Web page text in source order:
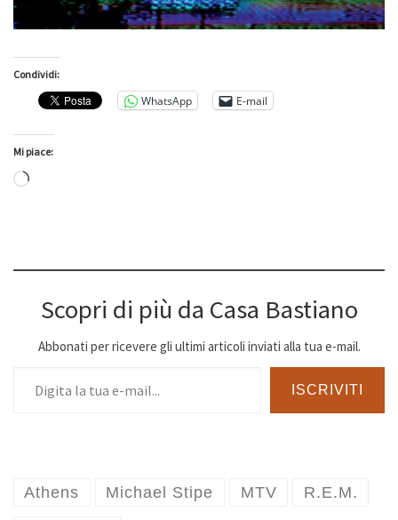
Condividi:
WhatsApp E-mail
Mi piace:
Caricamento in corso…
Scopri di più da Casa Bastiano
Abbonati per ricevere gli ultimi articoli inviati alla tua e-mail.
ISCRIVITI
Athens Michael Stipe MTV R.E.M.